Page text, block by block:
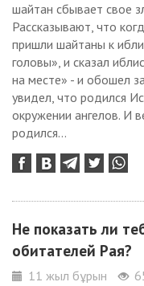
шайтан сбывает свое
Рассказывают, что
пришли шайтаны к
головы», и сказал
на месте» - и обошел
увидел, что родился
окружении ангелов. И
родился...
Не показать ли
обитателей Рая?
11 жыл бұрын